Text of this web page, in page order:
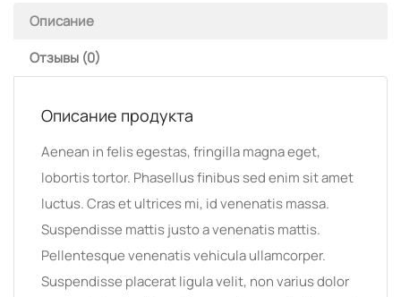
Описание
Отзывы (0)
Описание продукта
Aenean in felis egestas, fringilla magna eget,
lobortis tortor. Phasellus finibus sed enim sit amet
luctus. Cras et ultrices mi, id venenatis massa.
Suspendisse mattis justo a venenatis mattis.
Pellentesque venenatis vehicula ullamcorper.
Suspendisse placerat ligula velit, non varius dolor